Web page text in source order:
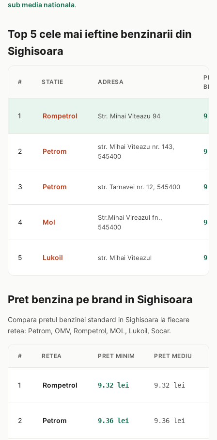
sub media nationala.
Top 5 cele mai ieftine benzinarii din
Sighisoara
# STATIE ADRESA
1 Rompetrol Str. Mihai Viteazu 94
2 Petrom
str. Mihai Viteazu nr. 143,
545400
3 Petrom str. Tarnavei nr. 12, 545400
4 Mol
Str.Mihai Vireazul fn.,
545400
5 Lukoil str. Mihai Viteazul
Pret benzina pe brand in Sighisoara
Compara pretul benzinei standard in Sighisoara la fiecare
retea: Petrom, OMV, Rompetrol, MOL, Lukoil, Socar.
# RETEA PRET MINIM PRET MEDIU
1 Rompetrol 9.32 lei 9.32 lei
2 Petrom 9.36 lei 9.36 lei